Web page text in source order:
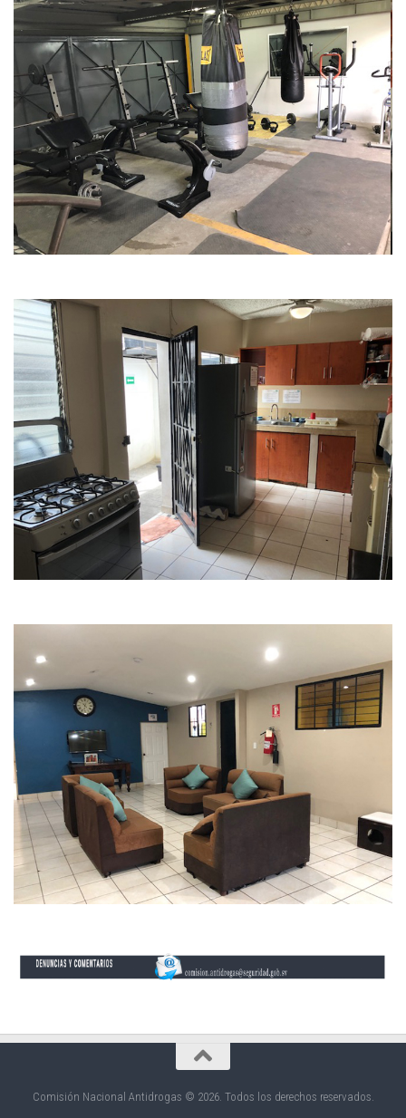
Comisión Nacional Antidrogas © 2026. Todos los derechos reservados.